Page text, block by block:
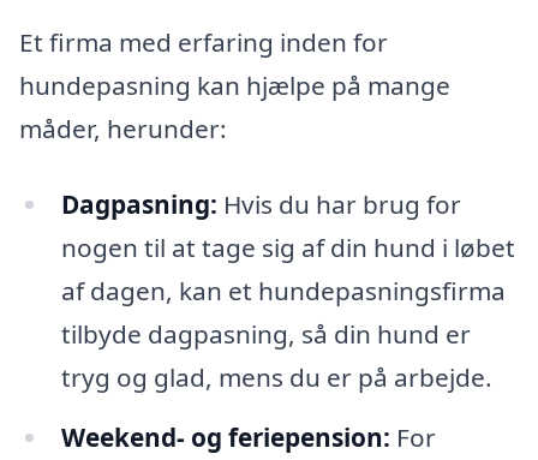
Et firma med erfaring inden for
hundepasning kan hjælpe på mange
måder, herunder:
Dagpasning: Hvis du har brug for
nogen til at tage sig af din hund i løbet
af dagen, kan et hundepasningsfirma
tilbyde dagpasning, så din hund er
tryg og glad, mens du er på arbejde.
Weekend- og feriepension: For